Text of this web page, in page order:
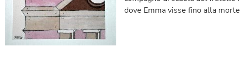
dove Emma visse fino alla